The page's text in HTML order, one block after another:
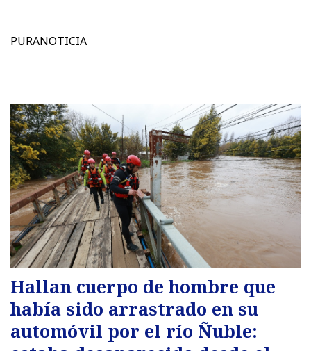
PURANOTICIA
Hallan cuerpo de hombre que
había sido arrastrado en su
automóvil por el río Ñuble: